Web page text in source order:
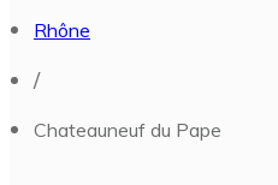
Rhône
/
Chateauneuf du Pape